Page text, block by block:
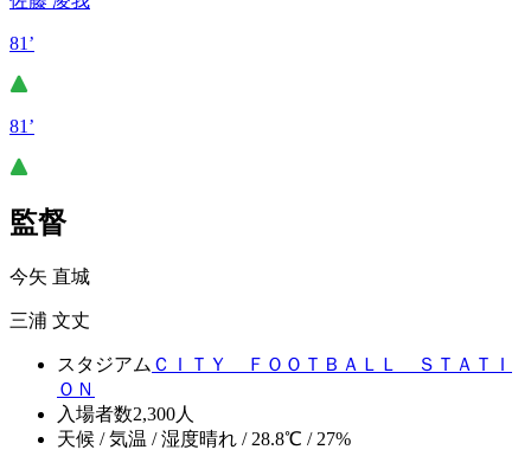
81’
81’
監督
今矢 直城
三浦 文丈
スタジアム ＣＩＴＹ ＦＯＯＴＢＡＬＬ ＳＴＡＴＩ
ＯＮ
入場者数2,300人
天候 / 気温 / 湿度晴れ / 28.8℃ / 27%